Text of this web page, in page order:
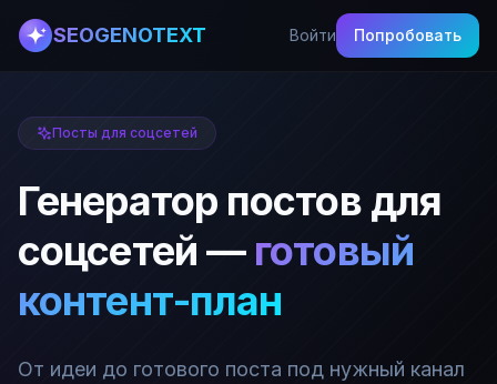
SEOGENOTEXT Войти Попробовать
Посты для соцсетей
Генератор постов для
соцсетей — готовый
контент-план
От идеи до готового поста под нужный канал